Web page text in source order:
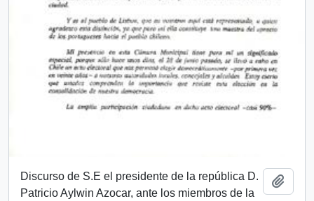
Discurso de S.E el presidente de la república D.
Patricio Aylwin Azocar, ante los miembros de la